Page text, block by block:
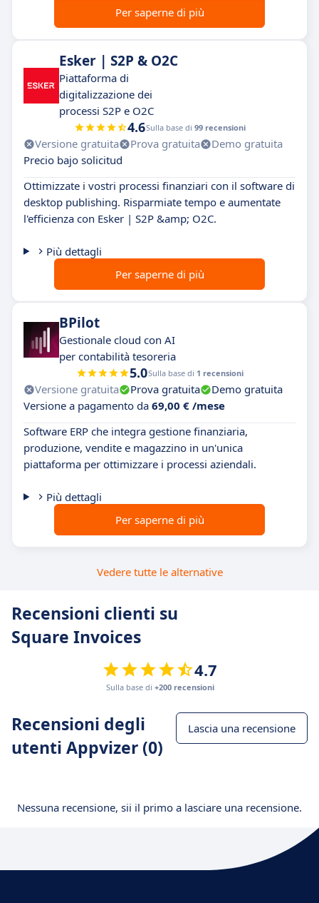
Per saperne di più
Esker | S2P & O2C
Piattaforma di
digitalizzazione dei
processi S2P e O2C
4.6Sulla base di 99 recensioni
Versione gratuita Prova gratuita
Demo gratuita
Precio bajo solicitud
Ottimizzate i vostri processi finanziari con il software di
desktop publishing. Risparmiate tempo e aumentate
l'efficienza con Esker | S2P &amp; O2C.
Più dettagli
Per saperne di più
BPilot
Gestionale cloud con AI
per contabilità tesoreria
5.0Sulla base di 1 recensioni
Versione gratuita Prova gratuita
Demo gratuita
Versione a pagamento da 69,00 € /mese
Software ERP che integra gestione finanziaria,
produzione, vendite e magazzino in un'unica
piattaforma per ottimizzare i processi aziendali.
Più dettagli
Per saperne di più
Vedere tutte le alternative
Recensioni clienti su
Square Invoices
4.7
Sulla base di +200 recensioni
Recensioni degli
utenti Appvizer (0)
Lascia una recensione
Nessuna recensione, sii il primo a lasciare una recensione.